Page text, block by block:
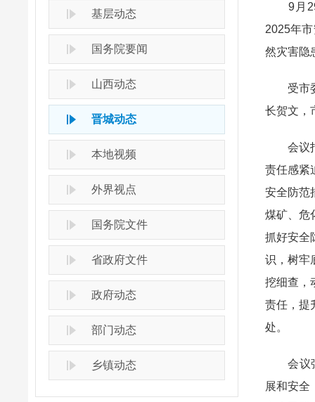
基层动态
国务院要闻
山西动态
晋城动态
本地视频
外界视点
国务院文件
省政府文件
政府动态
部门动态
乡镇动态
9月29
2025年
然灾害隐
受市委
长贺文，
会议指
责任感紧
安全防范
煤矿、危
抓好安全
识，树牢
挖细查，
责任，提
处。
会议强
展和安全